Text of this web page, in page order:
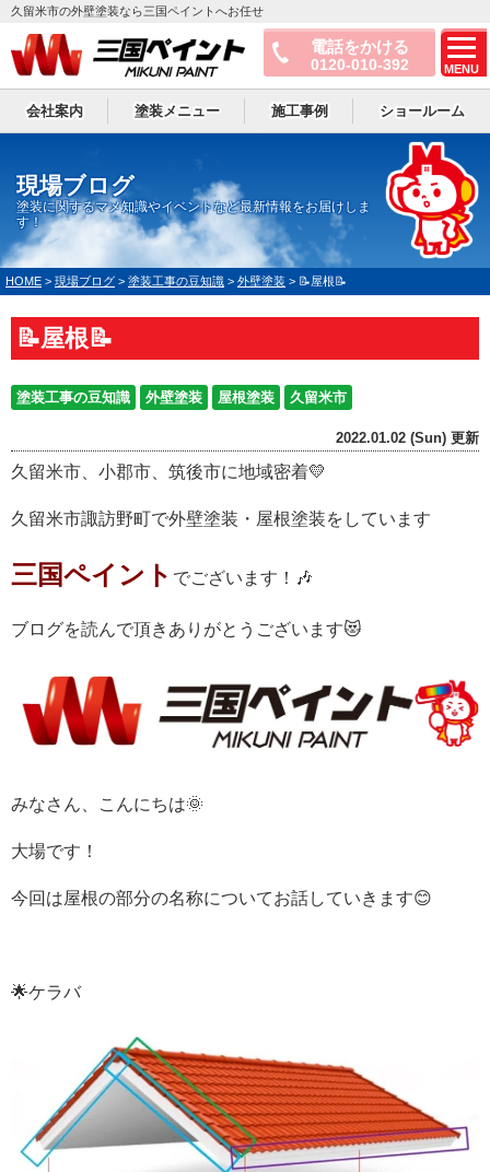
電話をかける
0120-010-392 MENU
久留米市の外壁塗装なら三国ペイントへお任せ
会社案内 塗装メニュー 施工事例 ショールーム
現場ブログ
塗装に関するマメ知識やイベントなど最新情報をお届けしま
す！
HOME > 現場ブログ > 塗装工事の豆知識 > 外壁塗装 > 📝屋根📝
📝屋根📝
塗装工事の豆知識 外壁塗装 屋根塗装 久留米市
2022.01.02 (Sun) 更新
久留米市、小郡市、筑後市に地域密着💛
久留米市諏訪野町で外壁塗装・屋根塗装をしています
三国ペイント でございます！🎶
ブログを読んで頂きありがとうございます😻
みなさん、こんにちは🌞
大場です！
今回は屋根の部分の名称についてお話していきます😊
🌟ケラバ